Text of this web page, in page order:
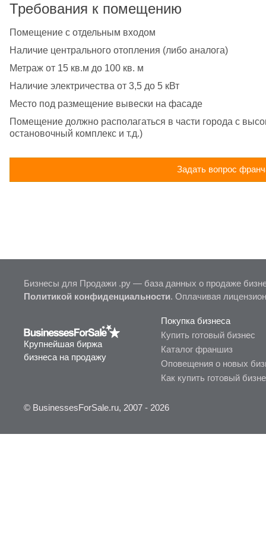
Требования к помещению
Помещение с отдельным входом
Наличие центрального отопления (либо аналога)
Метраж от 15 кв.м до 100 кв. м
Наличие электричества от 3,5 до 5 кВт
Место под размещение вывески на фасаде
Помещение должно располагаться в части города с
остановочный комплекс и т.д.)
Задать вопрос
Бизнесы для Продажи .ру — база данных о продаже
Политикой конфиденциальности. Оплачивая
Крупнейшая биржа
бизнеса на продажу
Покупка бизнеса
Купить готовый бизнес
Каталог франшиз
Оповещения о новых
Как купить готовый
© BusinessesForSale.ru, 2007 - 2026